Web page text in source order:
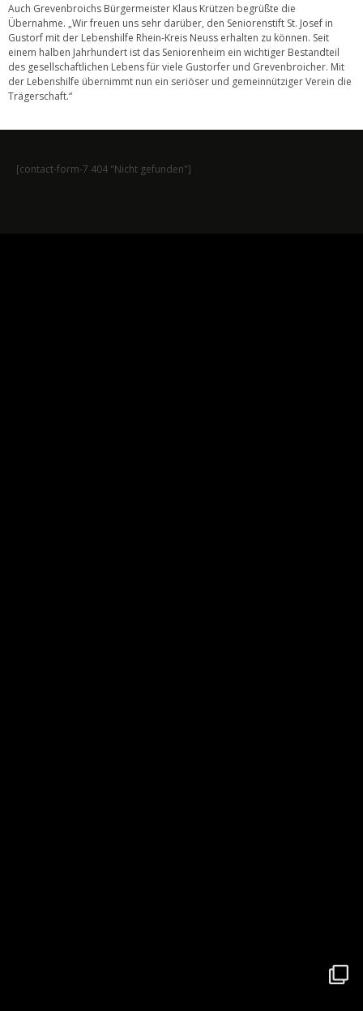
Auch Grevenbroichs Bürgermeister Klaus Krützen begrüßte die
Übernahme. „Wir freuen uns sehr darüber, den Seniorenstift St. Josef in
Gustorf mit der Lebenshilfe Rhein-Kreis Neuss erhalten zu können. Seit
einem halben Jahrhundert ist das Seniorenheim ein wichtiger Bestandteil
des gesellschaftlichen Lebens für viele Gustorfer und Grevenbroicher. Mit
der Lebenshilfe übernimmt nun ein seriöser und gemeinnütziger Verein die
Trägerschaft.“
[contact-form-7 404 "Nicht gefunden"]